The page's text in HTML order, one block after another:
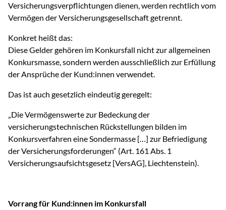
Versicherungsverpflichtungen dienen, werden rechtlich vom
Vermögen der Versicherungsgesellschaft getrennt.
Konkret heißt das:
Diese Gelder gehören im Konkursfall nicht zur allgemeinen
Konkursmasse, sondern werden ausschließlich zur Erfüllung
der Ansprüche der Kund:innen verwendet.
Das ist auch gesetzlich eindeutig geregelt:
„Die Vermögenswerte zur Bedeckung der
versicherungstechnischen Rückstellungen bilden im
Konkursverfahren eine Sondermasse […] zur Befriedigung
der Versicherungsforderungen“ (Art. 161 Abs. 1
Versicherungsaufsichtsgesetz [VersAG], Liechtenstein).
Vorrang für Kund:innen im Konkursfall